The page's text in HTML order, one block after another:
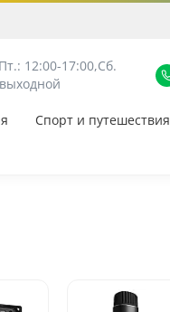
12:00-17:00,Сб.
Спорт и путешествия